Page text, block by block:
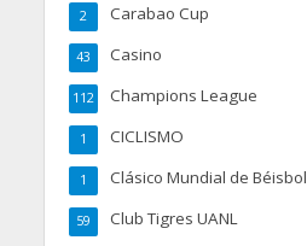
Carabao Cup
2
Casino
43
Champions League
112
CICLISMO
1
Clásico Mundial de Béisbol
1
Club Tigres UANL
59